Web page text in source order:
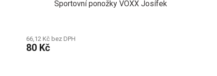
Sportovní ponožky VOXX Josífek
66,12 Kč bez DPH
80 Kč